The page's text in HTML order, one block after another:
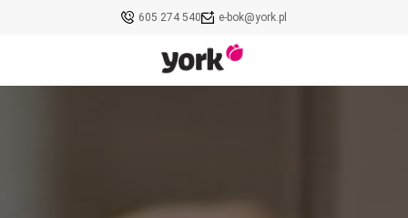
605 274 540 e-bok@york.pl